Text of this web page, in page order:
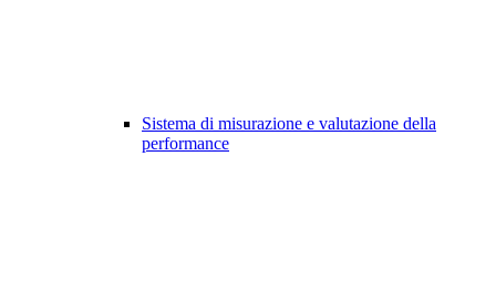
Sistema di misurazione e valutazione della
performance